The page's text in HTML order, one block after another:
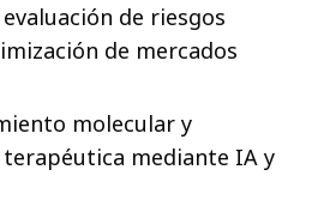
de riesgos
de mercados
molecular y
mediante IA y